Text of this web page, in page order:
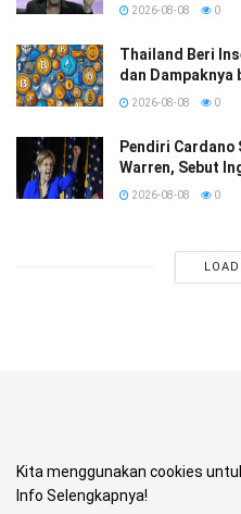
2026-08-08 0
Thailand Beri
dan Dampaknya
2026-08-08 0
Pendiri Cardano
Warren, Sebut
2026-08-08 0
Kita menggunakan cookies
Info Selengkapnya!